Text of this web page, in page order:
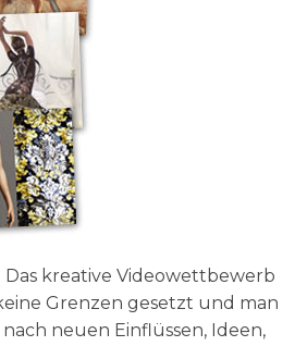
Das kreative Videowettbewerb
Grenzen gesetzt und man
neuen Einflüssen, Ideen,